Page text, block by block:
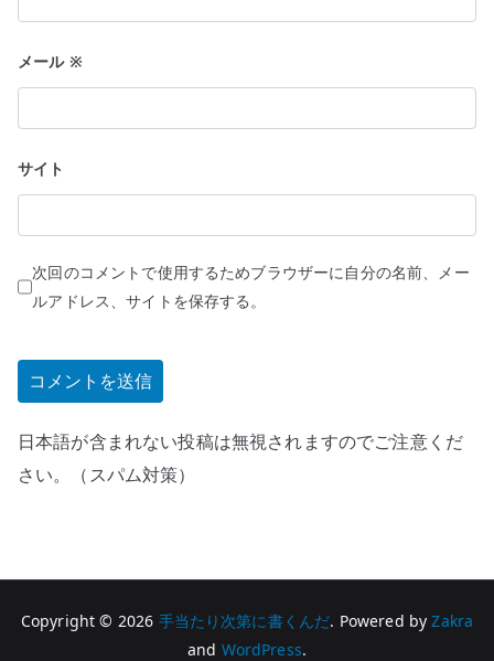
メール ※
サイト
次回のコメントで使用するためブラウザーに自分の名前、メー
ルアドレス、サイトを保存する。
日本語が含まれない投稿は無視されますのでご注意くだ
さい。（スパム対策）
Copyright © 2026 手当たり次第に書くんだ. Powered byZakra
and WordPress.